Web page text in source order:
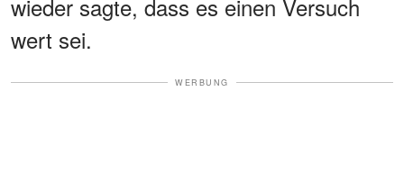
wieder sagte, dass es einen Versuch
wert sei.
WERBUNG